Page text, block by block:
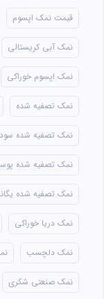
قیمت نمک اپسوم
نمک آبی کریستالی
نمک اپسوم خوراکی
نمک تصفیه شده
نمک تصفیه شده
نمک تصفیه شده
نمک تصفیه شده
نمک دریا خوراکی
نمک دلچسب
نمک صنعتی شکری